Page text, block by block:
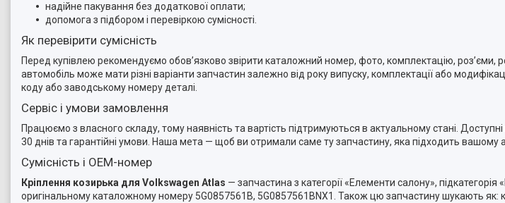
надійне пакування без додаткової оплати;
допомога з підбором і перевіркою сумісності.
Як перевірити сумісність
Перед купівлею рекомендуємо обов’язково звірити каталожний номер, фото, комплектацію, роз’єми,
автомобіль може мати різні варіанти запчастин залежно від року випуску, комплектації або
коду або заводському номеру деталі.
Сервіс і умови замовлення
Працюємо з власного складу, тому наявність та вартість підтримуються в актуальному стані.
30 днів та гарантійні умови. Наша мета — щоб ви отримали саме ту запчастину, яка підходить вашому
Сумісність і OEM-номер
Кріплення козирька для Volkswagen Atlas — запчастина з категорії «Елементи салону»,
оригінальному каталожному номеру 5G0857561B, 5G0857561BNX1. Також цю запчастину шукають як: